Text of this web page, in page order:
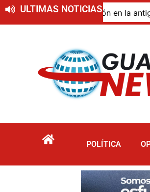
ULTIMAS NOTICIAS
de descomposición en la antigua vía
POLÍTICA